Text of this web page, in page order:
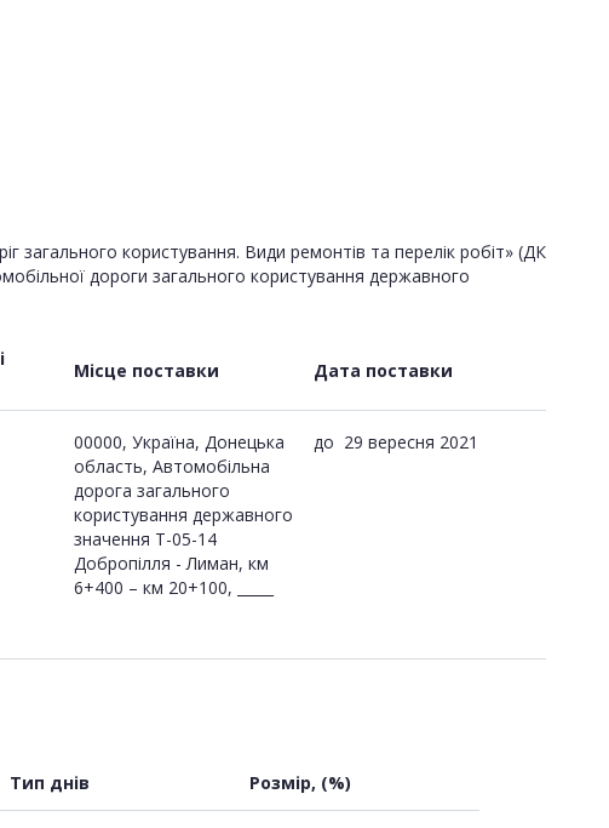
загального користування. Види ремонтів та перелік робіт» (ДК
дороги загального користування державного
Місце поставки Дата поставки
00000, Україна, Донецька
область, Автомобільна
дорога загального
користування державного
значення Т-05-14
Добропілля - Лиман, км
6+400 – км 20+100, _____
до 29 вересня 2021
Тип днів Розмір, (%)